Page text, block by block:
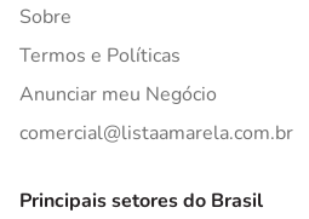
Sobre
Termos e Políticas
Anunciar meu Negócio
comercial@listaamarela.com.br
Principais setores do Brasil